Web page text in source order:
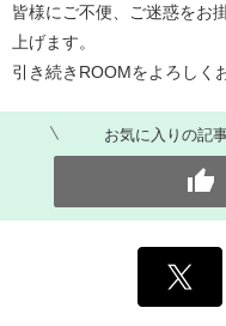
皆様にご不便、ご迷惑をお
上げます。
引き続きROOMをよろしく
お気に入りの記